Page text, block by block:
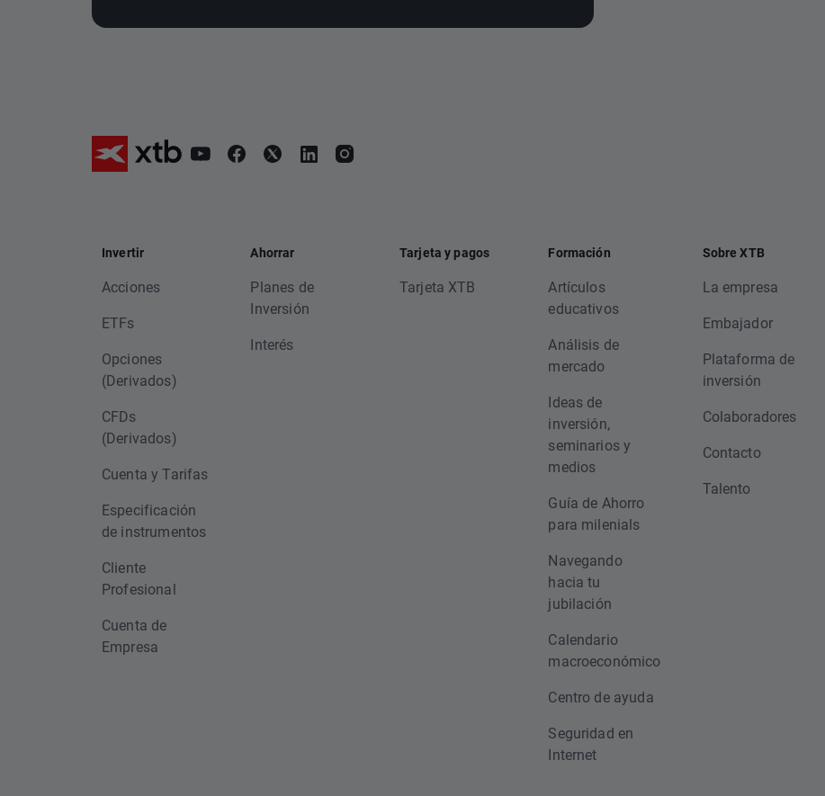
Invertir
Acciones
ETFs
Opciones
(Derivados)
CFDs
(Derivados)
Cuenta y Tarifas
Especificación
de instrumentos
Cliente
Profesional
Cuenta de
Empresa
Ahorrar
Planes de
Inversión
Interés
Tarjeta y pagos
Tarjeta XTB
Formación
Artículos
educativos
Análisis de
mercado
Ideas de
inversión,
seminarios y
medios
Guía de Ahorro
para milenials
Navegando
hacia tu
jubilación
Calendario
macroeconómico
Centro de ayuda
Seguridad en
Internet
Sobre XTB
La empresa
Embajador
Plataforma de
inversión
Colaboradores
Contacto
Talento